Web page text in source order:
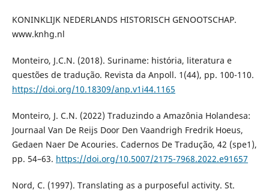
KONINKLIJK NEDERLANDS HISTORISCH GENOOTSCHAP.
www.knhg.nl
Monteiro, J.C.N. (2018). Suriname: história, literatura e
questões de tradução. Revista da Anpoll. 1(44), pp. 100-110.
https://doi.org/10.18309/anp.v1i44.1165
Monteiro, J. C.N. (2022) Traduzindo a Amazônia Holandesa:
Journaal Van De Reijs Door Den Vaandrigh Fredrik Hoeus,
Gedaen Naer De Acouries. Cadernos De Tradução, 42 (spe1),
pp. 54–63. https://doi.org/10.5007/2175-7968.2022.e91657
Nord, C. (1997). Translating as a purposeful activity. St.